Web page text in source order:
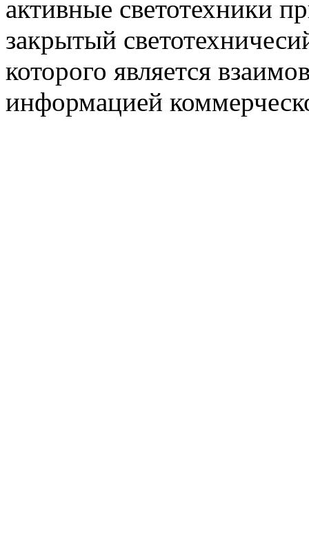
активные светотехники
закрытый
которого является
информацией